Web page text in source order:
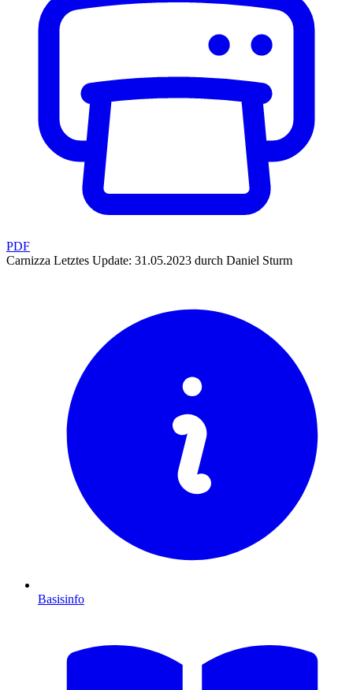
PDF
Carnizza Letztes Update: 31.05.2023 durch Daniel Sturm
Basisinfo